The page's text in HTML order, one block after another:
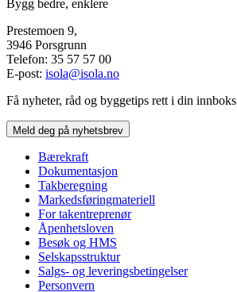
Bygg bedre, enklere
Prestemoen 9,
3946 Porsgrunn
Telefon: 35 57 57 00
E-post: isola@isola.no
Få nyheter, råd og byggetips rett i din innboks
Meld deg på nyhetsbrev
Bærekraft
Dokumentasjon
Takberegning
Markedsføringmateriell
For takentreprenør
Åpenhetsloven
Besøk og HMS
Selskapsstruktur
Salgs- og leveringsbetingelser
Personvern